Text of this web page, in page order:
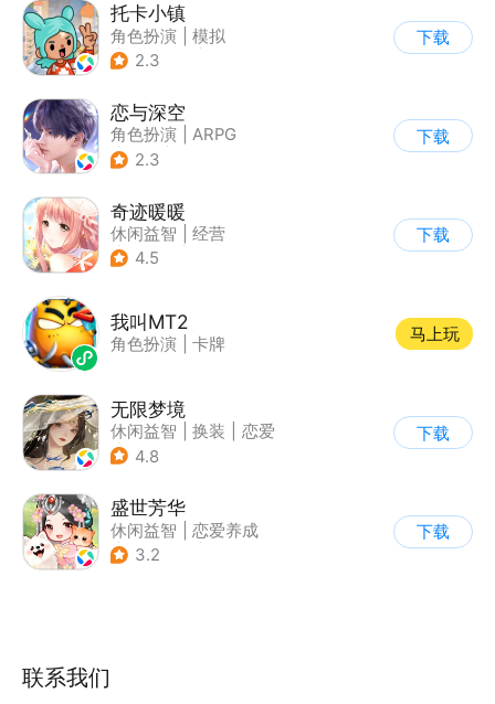
托卡小镇
角色扮演
模拟
| 学习教育
2.3
下载
恋与深空
角色扮演
ARPG
| 恋爱
2.3
下载
奇迹暖暖
休闲益智
经营
| 美少女
4.5
下载
我叫MT2
角色扮演 卡牌
马上玩
无限梦境
休闲益智 换装
恋爱
| 乙女
4.8
下载
盛世芳华
休闲益智
恋爱养成
| 架空历史
3.2
下载
联系我们